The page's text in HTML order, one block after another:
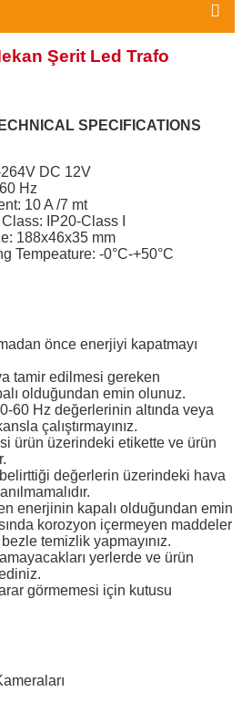
Şerit Led Trafo
SPECIFICATIONS
DC 12V
Hz
10 A /7 mt
IP20-Class I
188x46x35 mm
Tempeature: -0°C-+50°C
önce enerjiyi kapatmayı
tamir edilmesi gereken
olduğundan emin olunuz.
60 Hz değerlerinin altında veya
çalıştırmayınız.
ürün üzerindeki etikette ve ürün
belirttiği değerlerin üzerindeki hava
enerjinin kapalı olduğundan emin
korozyon içermeyen maddeler
temizlik yapmayınız.
yerlerde ve ürün
görmemesi için kutusu